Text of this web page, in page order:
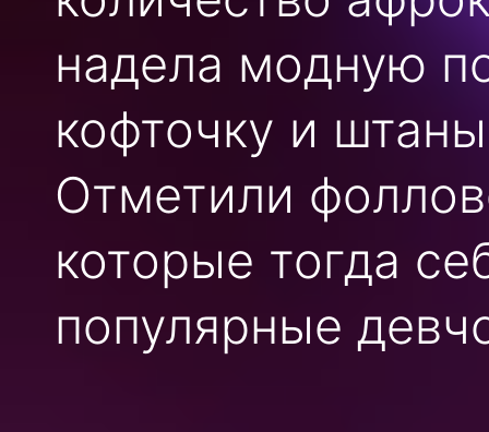
надела модную
кофточку и
Отметили
которые тогда
популярные